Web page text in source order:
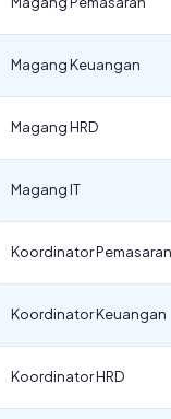
Magang Keuangan
Magang HRD
Magang IT
Koordinator Pemasaran
Koordinator Keuangan
Koordinator HRD